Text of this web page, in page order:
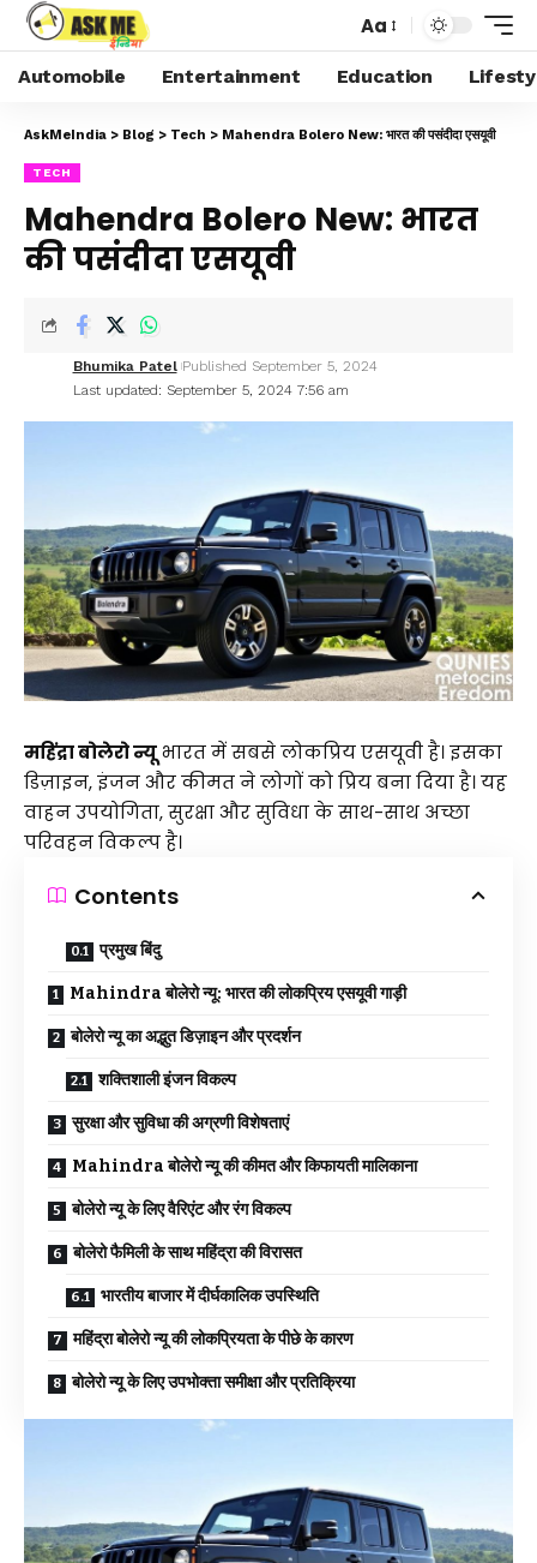
Aa
Automobile Entertainment Education
AskMeIndia > Blog > Tech > Mahendra Bolero New: भारत की पसंदीदा एसयूवी
TECH
Mahendra Bolero New: भारत
की पसंदीदा एसयूवी
Last updated: September 5, 2024 7:56 am
Bhumika Patel Published September 5, 2024
महिंद्रा बोलेरो न्यूभारत में सबसे लोकप्रिय एसयूवी है। इसका
डिज़ाइन, इंजन और कीमत ने लोगों को प्रिय बना दिया है। यह
वाहन उपयोगिता, सुरक्षा और सुविधा के साथ-साथ अच्छा
परिवहन विकल्प है।
Contents
प्रमुख बिंदु
Mahindra बोलेरो न्यू: भारत की लोकप्रिय एसयूवी गाड़ी
बोलेरो न्यू का अद्भुत डिज़ाइन और प्रदर्शन
शक्तिशाली इंजन विकल्प
सुरक्षा और सुविधा की अग्रणी विशेषताएं
Mahindra बोलेरो न्यू की कीमत और किफायती मालिकाना
बोलेरो न्यू के लिए वैरिएंट और रंग विकल्प
बोलेरो फैमिली के साथ महिंद्रा की विरासत
भारतीय बाजार में दीर्घकालिक उपस्थिति
महिंद्रा बोलेरो न्यू की लोकप्रियता के पीछे के कारण
बोलेरो न्यू के लिए उपभोक्ता समीक्षा और प्रतिक्रिया